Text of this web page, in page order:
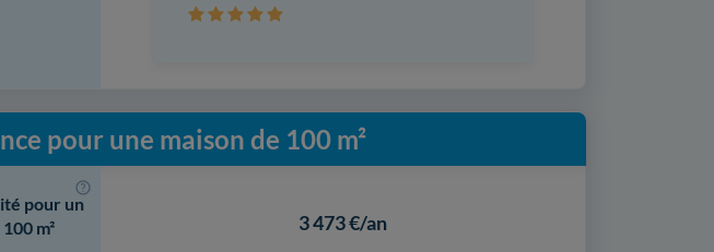
pour une maison de 100 m²
pour un
m²
3 473 €/an